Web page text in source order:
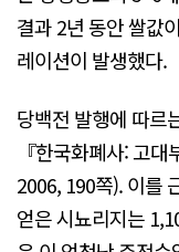
결과 2년 동안 쌀값
레이션이 발생했다.
당백전 발행에 따르
『한국화폐사: 고
2006, 190쪽). 이를
얻은 시뇨리지는